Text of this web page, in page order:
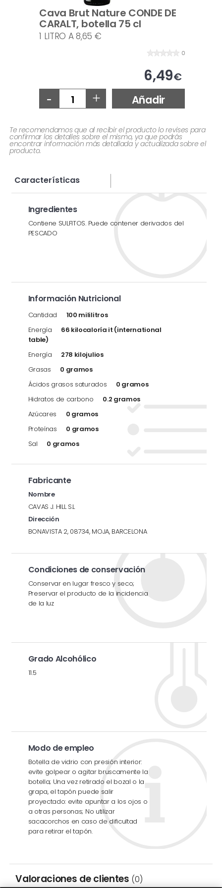
Cava Brut Nature CONDE DE
CARALT, botella 75 cl
0
6,49€
1 LITRO A 8,65 €
- + Añadir
Te recomendamos que al recibir el producto lo revises para
confirmar los detalles sobre el mismo, ya que podrás
encontrar información más detallada y actualizada sobre el
producto.
Características
Ingredientes
Contiene SULFITOS. Puede contener derivados del
PESCADO
Información Nutricional
Cantidad
100 mililitros
Energía
66 kilocaloría it (international
table)
Energía
278 kilojulios
Grasas
0 gramos
Ácidos grasos saturados
0 gramos
Hidratos de carbono
0.2 gramos
Azúcares
0 gramos
Proteínas
0 gramos
Sal
0 gramos
Fabricante
Nombre
CAVAS J. HILL S.L
Dirección
BONAVISTA 2, 08734, MOJA, BARCELONA
Condiciones de conservación
Conservar en lugar fresco y seco;
Preservar el producto de la incidencia
de la luz
Grado Alcohólico
11.5
Modo de empleo
Botella de vidrio con presión interior:
evite golpear o agitar bruscamente la
botella; Una vez retirado el bozal o la
grapa, el tapón puede salir
proyectado: evite apuntar a los ojos o
a otras personas; No utilizar
sacacorchos en caso de dificultad
para retirar el tapón.
Valoraciones de clientes (0)